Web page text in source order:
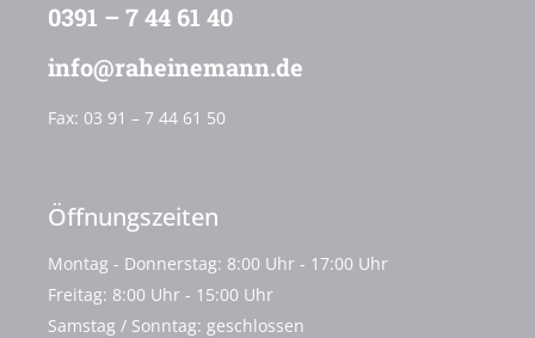
0391 – 7 44 61 40
info@raheinemann.de
Fax: 03 91 – 7 44 61 50
Öffnungszeiten
Montag - Donnerstag: 8:00 Uhr - 17:00 Uhr
Freitag: 8:00 Uhr - 15:00 Uhr
Samstag / Sonntag: geschlossen